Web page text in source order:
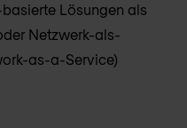
Lösungen als
Netzwerk-als-
as-a-Service)